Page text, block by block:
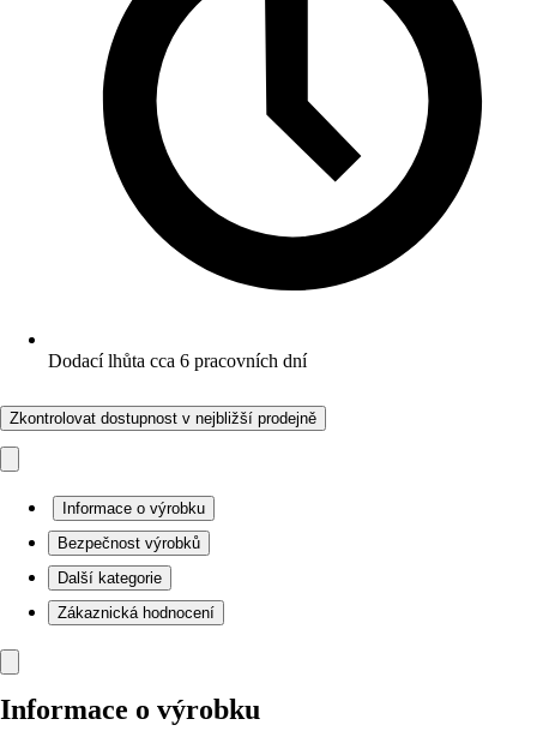
Dodací lhůta cca 6 pracovních dní
Zkontrolovat dostupnost v nejbližší prodejně
Informace o výrobku
Bezpečnost výrobků
Další kategorie
Zákaznická hodnocení
Informace o výrobku